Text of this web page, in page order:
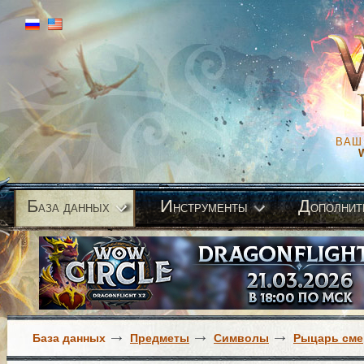
ВАШ
База данных Инструменты Д
База данных Предметы Символы Рыцарь